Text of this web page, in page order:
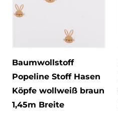
Baumwollstoff
Popeline Stoff Hasen
Köpfe wollweiß braun
1,45m Breite